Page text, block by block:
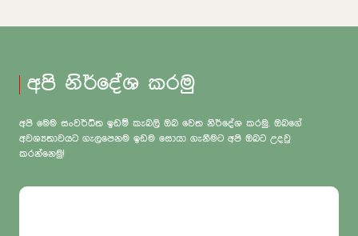
අපි නිර්දේශ කරමු
අපි මෙම සංවර්ධිත ඉඩම් කැබලි ඔබ වෙත නිර්දේශ කරමු. ඔබගේ
අවශ්‍යතාවයට ගැලපෙනම ඉඩම සොයා ගැනීමට අපි ඔබට උදවු
කරන්නෙමු!